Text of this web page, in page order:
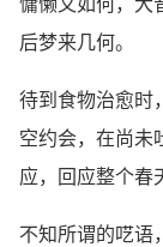
后梦来几何。
待到食物治愈时
空约会，在尚未
应，回应整个春
不知所谓的呓语